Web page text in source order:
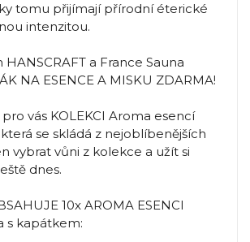
tomu přijímají přírodní éterické
intenzitou.
HANSCRAFT a France Sauna
NA ESENCE A MISKU ZDARMA!
vás KOLEKCI Aroma esencí
která se skládá z nejoblíbenějších
vybrat vůni z kolekce a užít si
dnes.
10x AROMA ESENCI
s kapátkem: